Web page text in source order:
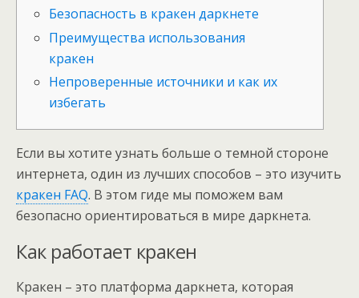
Безопасность в кракен даркнете
Преимущества использования
кракен
Непроверенные источники и как их
избегать
Если вы хотите узнать больше о темной стороне
интернета, один из лучших способов – это изучить
кракен FAQ. В этом гиде мы поможем вам
безопасно ориентироваться в мире даркнета.
Как работает кракен
Кракен – это платформа даркнета, которая